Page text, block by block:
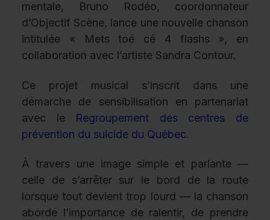
mentale, Bruno Rodéo, coordonnateur
d’Objectif Scène, lance une nouvelle chanson
intitulée « Mets toé cé 4 flashs », en
collaboration avec l’artiste Sandra Contour.
Ce projet musical s’inscrit dans une
démarche de sensibilisation en partenariat
avec leRegroupement des centres de
prévention du suicide du Québec.
À travers une image simple et parlante —
celle de s’arrêter sur le bord de la route
lorsque tout devient trop lourd — la chanson
aborde l’importance de ralentir, de prendre